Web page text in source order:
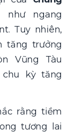
như ngang
Tuy nhiên,
tăng trưởng
Vũng Tàu
kỳ tăng
rằng tiềm
tương lai